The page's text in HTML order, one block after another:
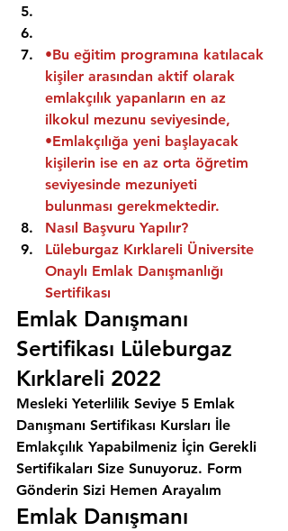
•Bu eğitim programına katılacak
kişiler arasından aktif olarak
emlakçılık yapanların en az
ilkokul mezunu seviyesinde,
•Emlakçılığa yeni başlayacak
kişilerin ise en az orta öğretim
seviyesinde mezuniyeti
bulunması gerekmektedir.
Nasıl Başvuru Yapılır?
Lüleburgaz Kırklareli Üniversite
Onaylı Emlak Danışmanlığı
Sertifikası
Emlak Danışmanı
Sertifikası Lüleburgaz
Kırklareli 2022
Mesleki Yeterlilik Seviye 5 Emlak
Danışmanı Sertifikası Kursları İle
Emlakçılık Yapabilmeniz İçin Gerekli
Sertifikaları Size Sunuyoruz. Form
Gönderin Sizi Hemen Arayalım
Emlak Danışmanı